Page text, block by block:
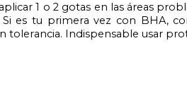
1 o 2 gotas en las áreas
Si es tu primera vez con BHA,
tolerancia. Indispensable usar